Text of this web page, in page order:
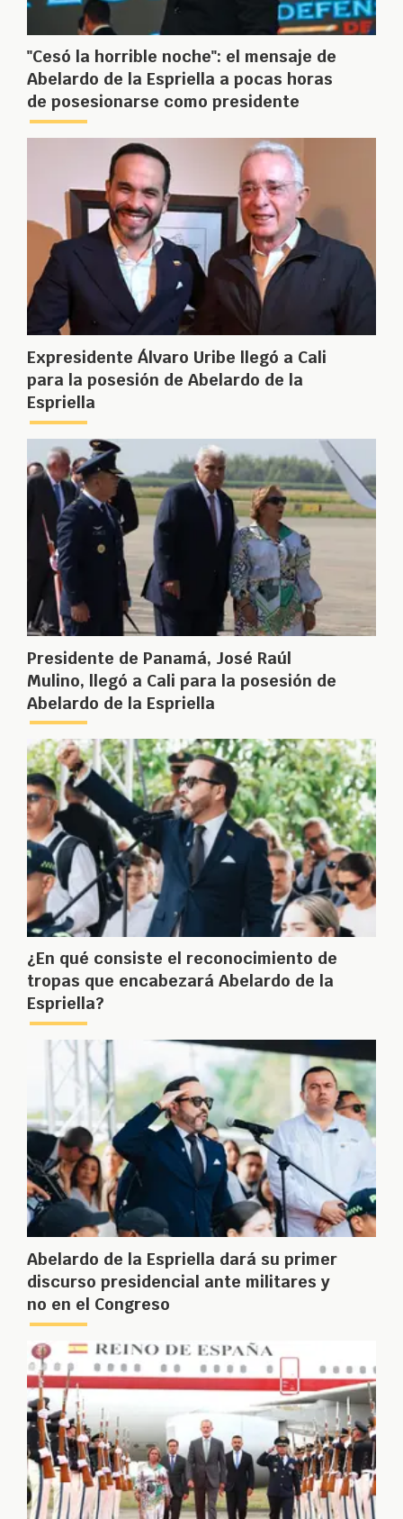
"Cesó la horrible noche": el mensaje de
Abelardo de la Espriella a pocas horas
de posesionarse como presidente
Expresidente Álvaro Uribe llegó a Cali
para la posesión de Abelardo de la
Espriella
Presidente de Panamá, José Raúl
Mulino, llegó a Cali para la posesión de
Abelardo de la Espriella
¿En qué consiste el reconocimiento de
tropas que encabezará Abelardo de la
Espriella?
Abelardo de la Espriella dará su primer
discurso presidencial ante militares y
no en el Congreso